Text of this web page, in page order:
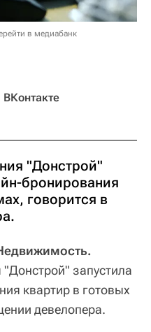
в медиабанк
ВКонтакте
"Донстрой"
бронирования
говорится в
запустила
квартир в готовых
девелопера.